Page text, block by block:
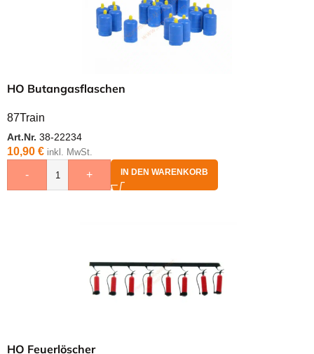
HO Butangasflaschen
87Train
Art.Nr. 38-22234
10,90 € inkl. MwSt.
- + IN DEN WARENKORB
HO Feuerlöscher